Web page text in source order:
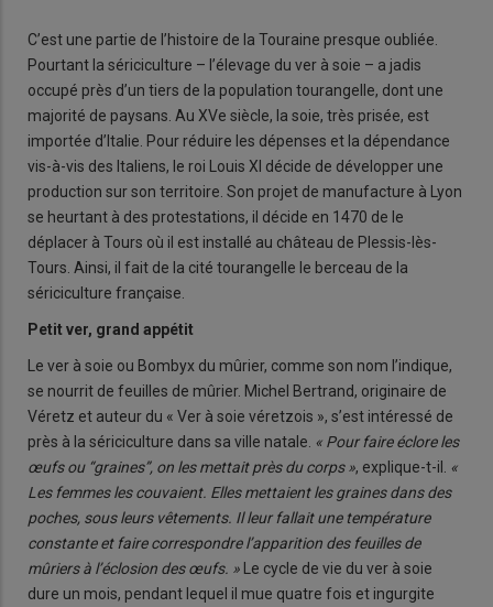
C’est une partie de l’histoire de la Touraine presque oubliée.
Pourtant la sériciculture – l’élevage du ver à soie – a jadis
occupé près d’un tiers de la population tourangelle, dont une
majorité de paysans. Au XVe siècle, la soie, très prisée, est
importée d’Italie. Pour réduire les dépenses et la dépendance
vis-à-vis des Italiens, le roi Louis XI décide de développer une
production sur son territoire. Son projet de manufacture à Lyon
se heurtant à des protestations, il décide en 1470 de le
déplacer à Tours où il est installé au château de Plessis-lès-
Tours. Ainsi, il fait de la cité tourangelle le berceau de la
sériciculture française.
Petit ver, grand appétit
Le ver à soie ou Bombyx du mûrier, comme son nom l’indique,
se nourrit de feuilles de mûrier. Michel Bertrand, originaire de
Véretz et auteur du « Ver à soie véretzois », s’est intéressé de
près à la sériciculture dans sa ville natale. « Pour faire éclore les
œufs ou “graines”, on les mettait près du corps », explique-t-il. «
Les femmes les couvaient. Elles mettaient les graines dans des
poches, sous leurs vêtements. Il leur fallait une température
constante et faire correspondre l’apparition des feuilles de
mûriers à l’éclosion des œufs. » Le cycle de vie du ver à soie
dure un mois, pendant lequel il mue quatre fois et ingurgite